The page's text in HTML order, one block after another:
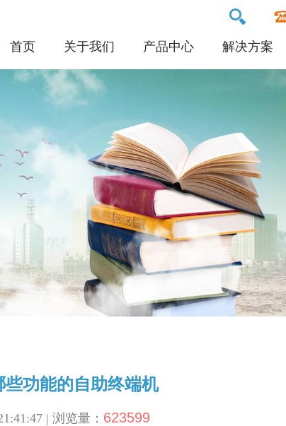
首页 关于我们 产品中心 解决方案
功能的自助终端机
| 浏览量： 623599